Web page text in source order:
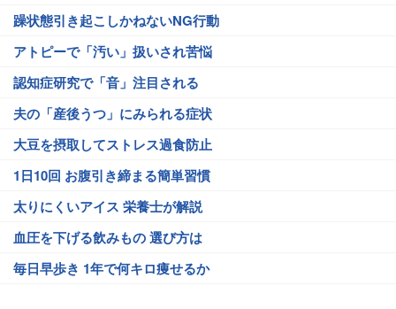
躁状態引き起こしかねないNG行動
アトピーで「汚い」扱いされ苦悩
認知症研究で「音」注目される
夫の「産後うつ」にみられる症状
大豆を摂取してストレス過食防止
1日10回 お腹引き締まる簡単習慣
太りにくいアイス 栄養士が解説
血圧を下げる飲みもの 選び方は
毎日早歩き 1年で何キロ痩せるか